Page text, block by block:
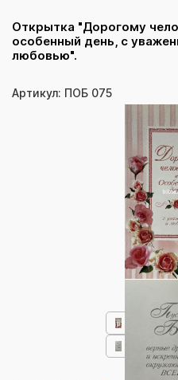
Открытка "Дорогому
особенный день, с
любовью".
Артикул: ПОБ 075